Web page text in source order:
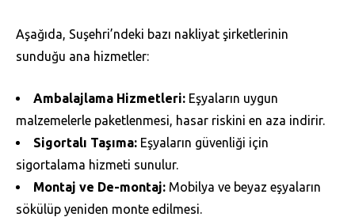
Aşağıda, Suşehri’ndeki bazı nakliyat şirketlerinin
sunduğu ana hizmetler:
Ambalajlama Hizmetleri: Eşyaların uygun
malzemelerle paketlenmesi, hasar riskini en aza indirir.
Sigortalı Taşıma: Eşyaların güvenliği için
sigortalama hizmeti sunulur.
Montaj ve De-montaj: Mobilya ve beyaz eşyaların
sökülüp yeniden monte edilmesi.